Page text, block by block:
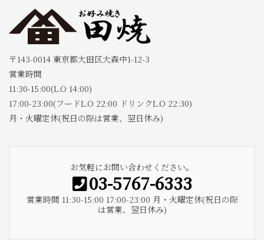
〒143-0014 東京都大田区大森中1-12-3
営業時間
11:30-15:00(L.O 14:00)
17:00-23:00(フードL.O 22:00 ドリンクL.O 22:30)
月・火曜定休(祝日の際は営業、翌日休み)
お気軽にお問い合わせください。
03-5767-6333
営業時間 11:30-15:00 17:00-23:00 月・火曜定休(祝日の際
は営業、翌日休み)